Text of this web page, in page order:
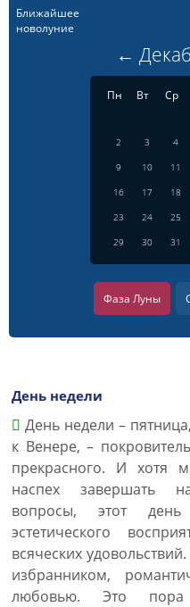
Ближайшее
новолуние
←
Пн Вт Ср
2
3 4
9
10 11
16
17 18
23
24 25
29
30 31
Фаза Луны
День недели
День недели –
к Венере, –
прекрасного. И хотя
наспех завершать
вопросы, этот
эстетического
всяческих
избранником,
любовью. Это